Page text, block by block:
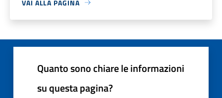
VAI ALLA PAGINA
Quanto sono chiare le informazioni
su questa pagina?